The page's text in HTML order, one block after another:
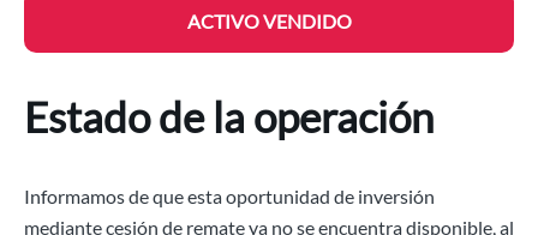
ACTIVO VENDIDO
Estado de la operación
Informamos de que esta oportunidad de inversión
mediante cesión de remate ya no se encuentra disponible, al